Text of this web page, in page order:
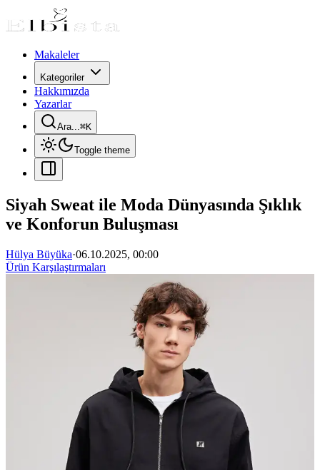
Makaleler
Kategoriler
Hakkımızda
Yazarlar
Ara...⌘K
Toggle theme
Siyah Sweat ile Moda Dünyasında Şıklık
ve Konforun Buluşması
Hülya Büyüka·06.10.2025, 00:00
Ürün Karşılaştırmaları